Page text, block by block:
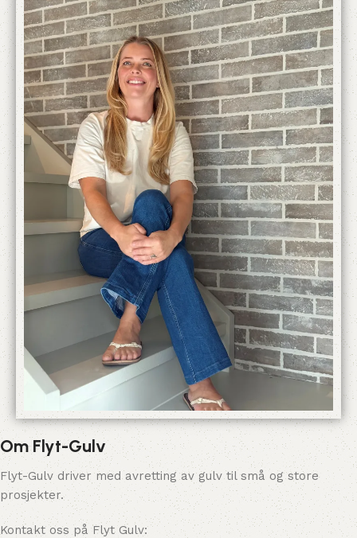
Om Flyt-Gulv
Flyt-Gulv driver med avretting av gulv til små og store
prosjekter.
Kontakt oss på Flyt Gulv: